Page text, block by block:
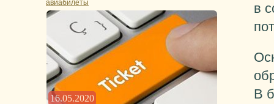
авиабилеты
16.05.2020
в
В